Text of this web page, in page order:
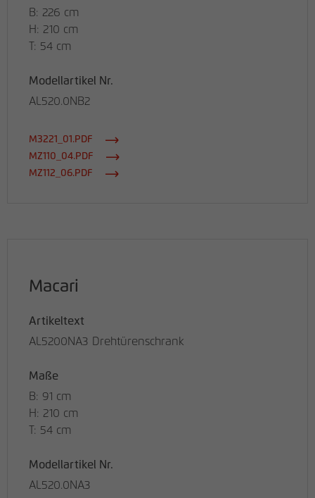
B: 226 cm
H: 210 cm
T: 54 cm
Modellartikel Nr.
AL520.0NB2
M3221_01.PDF
MZ110_04.PDF
MZ112_06.PDF
Macari
Artikeltext
AL5200NA3 Drehtürenschrank
Maße
B: 91 cm
H: 210 cm
T: 54 cm
Modellartikel Nr.
AL520.0NA3